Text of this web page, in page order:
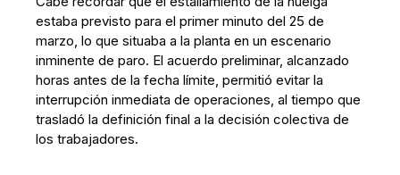
estaba previsto para el primer minuto del 25 de
marzo, lo que situaba a la planta en un escenario
inminente de paro. El acuerdo preliminar, alcanzado
horas antes de la fecha límite, permitió evitar la
interrupción inmediata de operaciones, al tiempo que
trasladó la definición final a la decisión colectiva de
los trabajadores.